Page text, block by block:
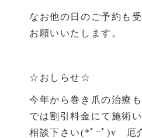
なお他の日のご予約も
お願いいたします。
☆おしらせ☆
今年から巻き爪の治療
では割引料金にて施術
相談下さい(*ﾟｰﾟ)v 厄